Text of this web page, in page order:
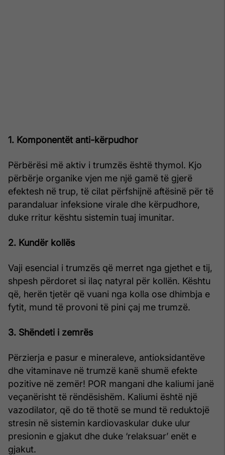
1. Komponentët anti-kërpudhor
Përbërësi më aktiv i trumzës është thymol. Kjo
përbërje organike vjen me një gamë të gjerë
efektesh në trup, të cilat përfshijnë aftësinë për të
parandaluar infeksione virale dhe kërpudhore,
duke rritur kështu sistemin tuaj imunitar.
2. Kundër kollës
Vaji esencial i trumzës që merret nga gjethet e tij,
shpesh përdoret si ilaç natyral për kollën. Kështu
që, herën tjetër që vuani nga kolla ose dhimbja e
fytit, mund të provoni të pini çaj me trumzë.
3. Shëndeti i zemrës
Përzierja e pasur e mineraleve, antioksidantëve
dhe vitaminave në trumzë kanë shumë efekte
pozitive në zemër! POR mangani dhe kaliumi janë
veçanërisht të rëndësishëm. Kaliumi është një
vazodilator, që do të thotë se mund të reduktojë
stresin në sistemin kardiovaskular duke ulur
presionin e gjakut dhe duke ‘relaksuar’ enët e
gjakut.